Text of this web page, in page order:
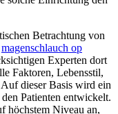
Betrachtung von
magenschlauch op
Experten dort
Faktoren, Lebensstil,
dieser Basis wird ein
Patienten entwickelt.
höchstem Niveau an,